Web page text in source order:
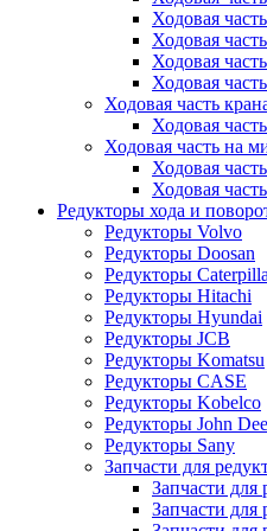
Ходовая
Ходовая
Ходовая
Ходовая
Ходовая часть
Ходовая
Ходовая часть на
Ходовая
Ходовая
Редукторы хода и
Редукторы Volvo
Редукторы Doosan
Редукторы
Редукторы Hitachi
Редукторы Hyundai
Редукторы JCB
Редукторы Komatsu
Редукторы CASE
Редукторы Kobelco
Редукторы John
Редукторы Sany
Запчасти для
Запчасти для
Запчасти для